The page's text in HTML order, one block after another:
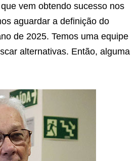
vem obtendo sucesso nos
aguardar a definição do
de 2025. Temos uma equipe
alternativas. Então, alguma